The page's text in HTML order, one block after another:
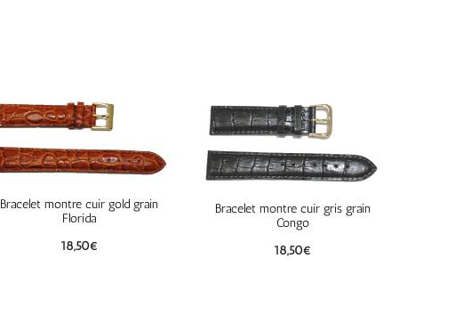
Bracelet montre cuir gold grain
Florida
18,50€
Bracelet montre cuir gris grain
Congo
18,50€